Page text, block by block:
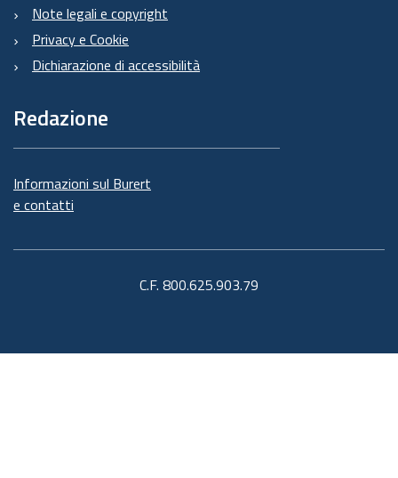
Note legali e copyright
Privacy e Cookie
Dichiarazione di accessibilità
Redazione
Informazioni sul Burert
e contatti
C.F. 800.625.903.79